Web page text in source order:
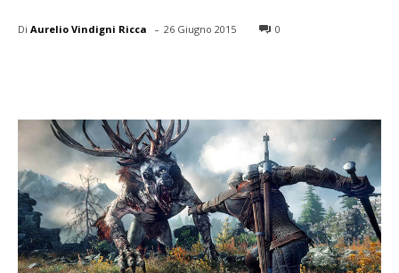
Di Aurelio Vindigni Ricca - 26 Giugno 2015 0